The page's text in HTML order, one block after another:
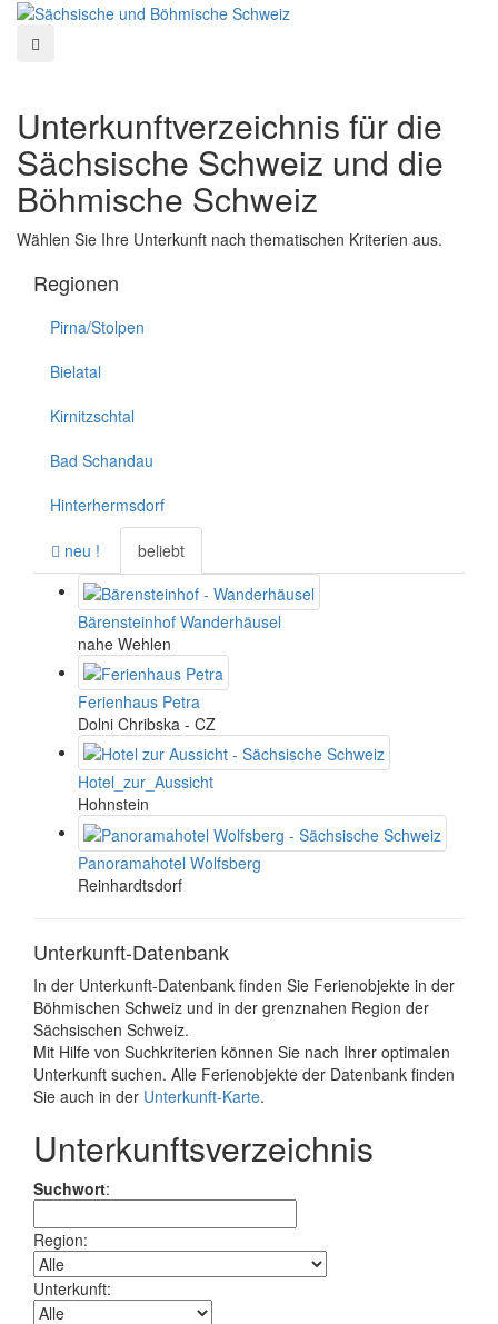
Unterkunftverzeichnis für die
Sächsische Schweiz und die
Böhmische Schweiz
Wählen Sie Ihre Unterkunft nach thematischen Kriterien aus.
Regionen
Pirna/Stolpen
Bielatal
Kirnitzschtal
Bad Schandau
Hinterhermsdorf
neu ! beliebt
Bärensteinhof Wanderhäusel
nahe Wehlen
Ferienhaus Petra
Dolni Chribska - CZ
Hotel_zur_Aussicht
Hohnstein
Panoramahotel Wolfsberg
Reinhardtsdorf
Unterkunft-Datenbank
In der Unterkunft-Datenbank finden Sie Ferienobjekte in der
Böhmischen Schweiz und in der grenznahen Region der
Sächsischen Schweiz.
Mit Hilfe von Suchkriterien können Sie nach Ihrer optimalen
Unterkunft suchen. Alle Ferienobjekte der Datenbank finden
Sie auch in der Unterkunft-Karte.
Unterkunftsverzeichnis
Suchwort:
Region:
Unterkunft: